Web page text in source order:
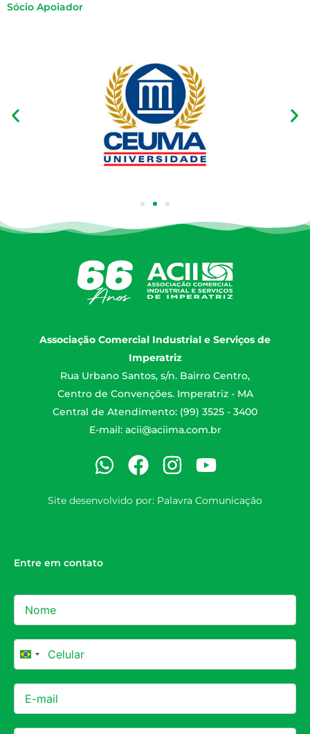
Sócio Apoiador
Associação Comercial Industrial e Serviços de
Imperatriz
Rua Urbano Santos, s/n. Bairro Centro,
Centro de Convenções. Imperatriz - MA
Central de Atendimento: (99) 3525 - 3400
E-mail: acii@aciima.com.br
Site desenvolvido por: Palavra Comunicação
Entre em contato
Brazil +55